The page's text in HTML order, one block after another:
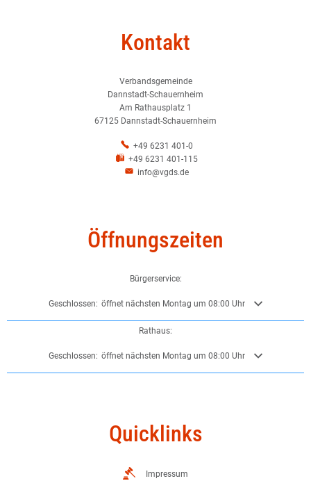
Kontakt
Verbandsgemeinde
Dannstadt-Schauernheim
Am Rathausplatz 1
67125 Dannstadt-Schauernheim
+49 6231 401-0
+49 6231 401-115
info@vgds.de
Öffnungszeiten
Bürgerservice:
Klicken, um weitere Öffnungs- oder Schließzeiten auszublenden
Geschlossen: öffnet nächsten Montag um 08:00 Uhr
Rathaus:
Klicken, um weitere Öffnungs- oder Schließzeiten auszublenden
Geschlossen: öffnet nächsten Montag um 08:00 Uhr
Quicklinks
Impressum